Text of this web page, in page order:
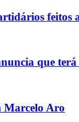
feitos
que
Marcelo Aro